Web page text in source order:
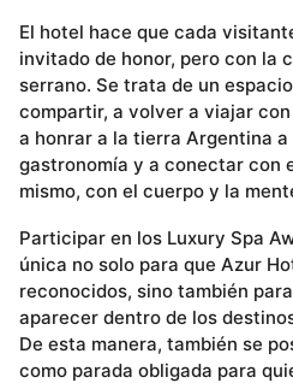
El hotel hace que cada
invitado de honor, pero con la
serrano. Se trata de un
compartir, a volver a viajar
a honrar a la tierra Argentina
gastronomía y a conectar con
mismo, con el cuerpo y la
Participar en los Luxury Spa
única no solo para que Azur
reconocidos, sino también
aparecer dentro de los
De esta manera, también se
como parada obligada para